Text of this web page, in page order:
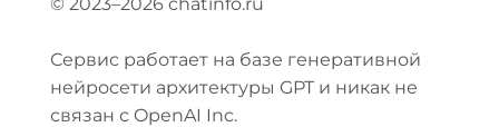
Сервис работает на базе генеративной
нейросети архитектуры GPT и никак не
связан с OpenAI Inc.